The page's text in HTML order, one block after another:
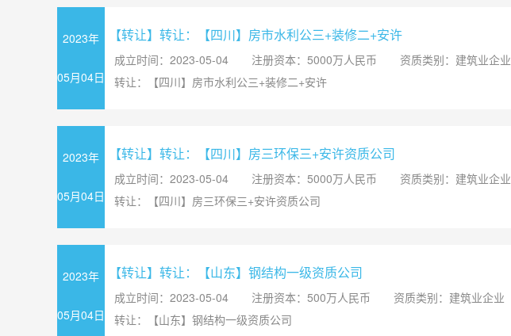
2023年
05月04日
【转让】转让：【四川】房市水利公三+装修二+安许
成立时间：2023-05-04 注册资本：5000万人民币 资质类别：建筑业企业
转让：【四川】房市水利公三+装修二+安许
2023年
05月04日
【转让】转让：【四川】房三环保三+安许资质公司
成立时间：2023-05-04 注册资本：5000万人民币 资质类别：建筑业企业
转让：【四川】房三环保三+安许资质公司
2023年
05月04日
【转让】转让：【山东】钢结构一级资质公司
成立时间：2023-05-04 注册资本：500万人民币 资质类别：建筑业企业
转让：【山东】钢结构一级资质公司